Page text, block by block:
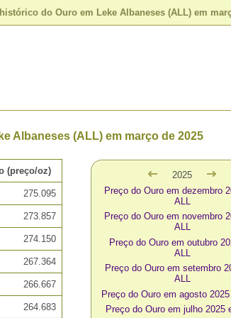
do Ouro em Leke Albaneses (ALL) em
Albaneses (ALL) em março de 2025
(preço/oz)
275.095
273.857
274.150
267.364
266.667
264.683
2025
Preço do Ouro em dezembro
ALL
Preço do Ouro em novembro
ALL
Preço do Ouro em outubro
ALL
Preço do Ouro em setembro
ALL
Preço do Ouro em agosto 2025
Preço do Ouro em julho 2025